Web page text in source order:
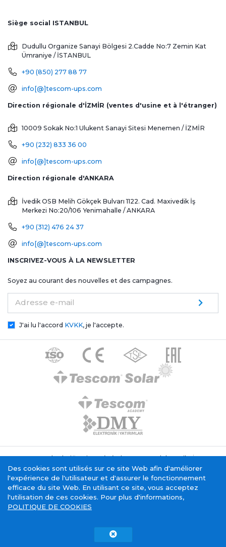
Siège social ISTANBUL
Dudullu Organize Sanayi Bölgesi 2.Cadde No:7 Zemin Kat
Ümraniye / İSTANBUL
+90 (850) 277 88 77
info[@]tescom-ups.com
Direction régionale d'İZMİR (ventes d'usine et à l'étranger)
10009 Sokak No:1 Ulukent Sanayi Sitesi Menemen / İZMİR
+90 (232) 833 36 00
info[@]tescom-ups.com
Direction régionale d'ANKARA
İvedik OSB Melih Gökçek Bulvarı 1122. Cad. Maxivedik İş
Merkezi No:20/106 Yenimahalle / ANKARA
+90 (312) 476 24 37
info[@]tescom-ups.com
INSCRIVEZ-VOUS À LA NEWSLETTER
Soyez au courant des nouvelles et des campagnes.
Adresse e-mail
J'ai lu l'accord KVKK, je l'accepte.
Texte de clarification générale Tescom Elektronik
Politique relative aux cookies
Service de la société de l'information
Copyright © 2015 - 2026. Tescom Elektronik A.Ş.
Des cookies sont utilisés sur ce site Web afin d'améliorer
l'expérience de l'utilisateur et d'assurer le fonctionnement
efficace du site Web. En utilisant ce site, vous acceptez
l'utilisation de ces cookies. Pour plus d'informations,
POLITIQUE DE COOKIES